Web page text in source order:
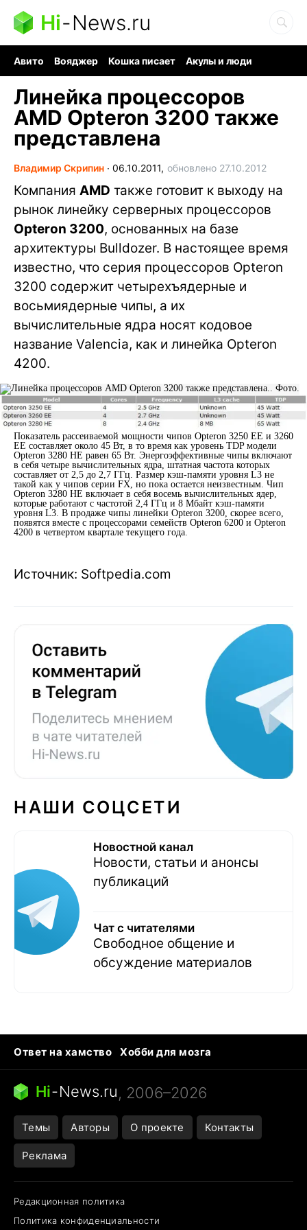
Hi-News.ru
Авито Вояджер Кошка писает
Акулы и люди
Линейка процессоров
AMD Opteron 3200 также
представлена
Владимир Скрипин ∙ 06.10.2011, обновлено 27.10.2012
Компания AMD также готовит к выходу на
рынок линейку серверных процессоров
Opteron 3200, основанных на базе
архитектуры Bulldozer. В настоящее время
известно, что серия процессоров Opteron
3200 содержит четырехъядерные и
восьмиядерные чипы, а их
вычислительные ядра носят кодовое
название Valencia, как и линейка Opteron
4200.
Показатель рассеиваемой мощности чипов Opteron 3250 EE и 3260
EE составляет около 45 Вт, в то время как уровень TDP модели
Opteron 3280 HE равен 65 Вт. Энергоэффективные чипы включают
в себя четыре вычислительных ядра, штатная частота которых
составляет от 2,5 до 2,7 ГГц. Размер кэш-памяти уровня L3 не
такой как у чипов серии FX, но пока остается неизвестным. Чип
Opteron 3280 HE включает в себя восемь вычислительных ядер,
которые работают с частотой 2,4 ГГц и 8 Мбайт кэш-памяти
уровня L3. В продаже чипы линейки Opteron 3200, скорее всего,
появятся вместе с процессорами семейств Opteron 6200 и Opteron
4200 в четвертом квартале текущего года.
Источник: Softpedia.com
НАШИ СОЦСЕТИ
Новостной канал
Новости, статьи и анонсы
публикаций
Чат с читателями
Свободное общение и
обсуждение материалов
Ответ на хамство
Хобби для мозга
Бензин 100 и 95
Тунцы в океанариуме
Следующая пандемия
Hi-News.ru, 2006–2026
Темы Авторы О проекте Контакты
Реклама
Редакционная политика
Политика конфиденциальности